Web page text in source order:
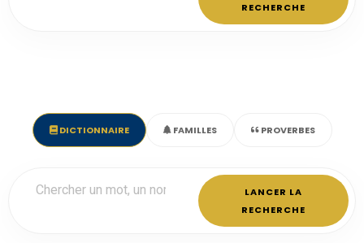
RECHERCHE
DICTIONNAIRE FAMILLES PROVERBES
LANCER LA
RECHERCHE